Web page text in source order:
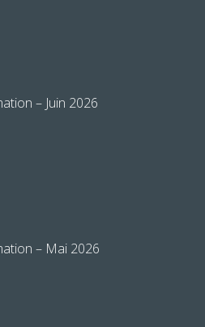
– Juin 2026
– Mai 2026